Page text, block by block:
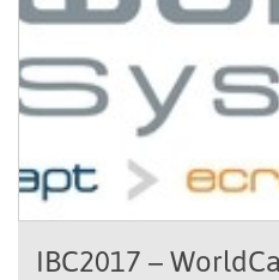
IBC2017 –